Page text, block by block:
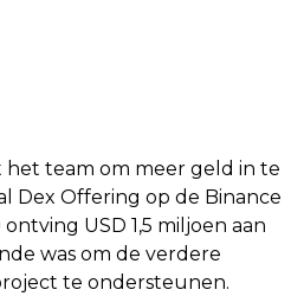
het team om meer geld in te
Dex Offering op de Binance
USD 1,5 miljoen aan
was om de verdere
te ondersteunen.